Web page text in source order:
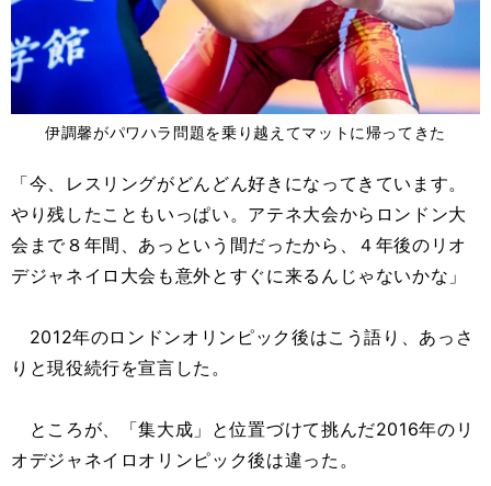
伊調馨がパワハラ問題を乗り越えてマットに帰ってきた
「今、レスリングがどんどん好きになってきています。
やり残したこともいっぱい。アテネ大会からロンドン大
会まで８年間、あっという間だったから、４年後のリオ
デジャネイロ大会も意外とすぐに来るんじゃないかな」
2012年のロンドンオリンピック後はこう語り、あっさ
りと現役続行を宣言した。
ところが、「集大成」と位置づけて挑んだ2016年のリ
オデジャネイロオリンピック後は違った。